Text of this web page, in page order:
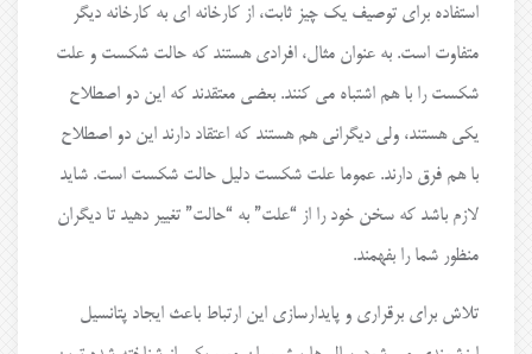
استفاده برای توصیف یک چیز ثابت، از کارخانه ای به کارخانه دیگر
متفاوت است. به عنوان مثال، افرادی هستند که حالت شکست و علت
شکست را با هم اشتباه می کنند. بعضی معتقدند که این دو اصطلاح
یکی هستند، ولی دیگرانی هم هستند که اعتقاد دارند این دو اصطلاح
با هم فرق دارند. عموما علت شکست دلیل حالت شکست است. شاید
لازم باشد که سخن خود را از “علت” به “حالت” تغییر دهید تا دیگران
منظور شما را بفهمند.
تلاش برای برقراری و پایدارسازی این ارتباط باعث ایجاد پتانسیل